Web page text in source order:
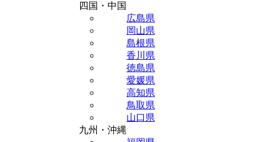
四国・中国
広島県
岡山県
島根県
香川県
徳島県
愛媛県
高知県
鳥取県
山口県
九州・沖縄